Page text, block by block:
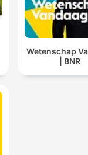
Wetenschap
| BNR